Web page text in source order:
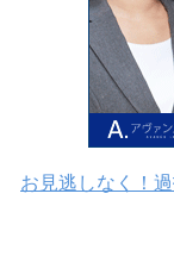
お見逃しなく！